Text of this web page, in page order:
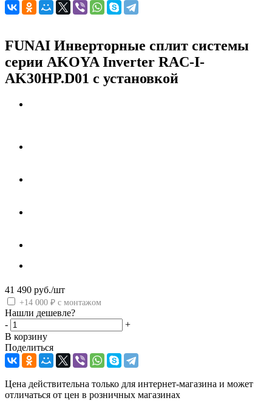
FUNAI Инверторные сплит системы
серии AKOYA Inverter RAC-I-
AK30HP.D01 с установкой
41 490 руб./шт
+14 000 ₽ с монтажом
Нашли дешевле?
-
+
В корзину
Поделиться
Цена действительна только для интернет-магазина и может
отличаться от цен в розничных магазинах